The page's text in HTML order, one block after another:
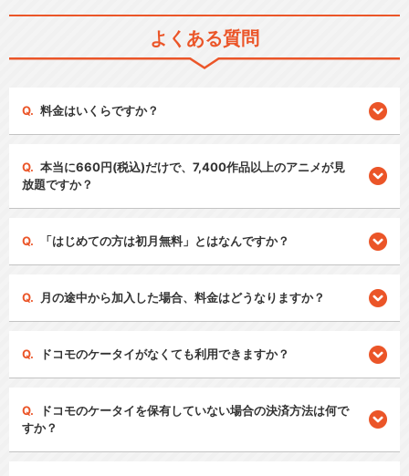
よくある質問
料金はいくらですか？
本当に660円(税込)だけで、7,400作品以上のアニメが見
放題ですか？
「はじめての方は初月無料」とはなんですか？
月の途中から加入した場合、料金はどうなりますか？
ドコモのケータイがなくても利用できますか？
ドコモのケータイを保有していない場合の決済方法は何で
すか？